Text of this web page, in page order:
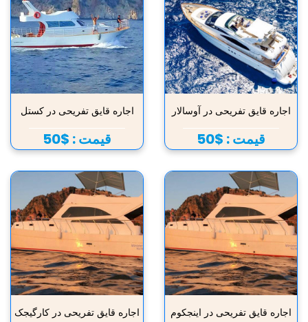
اجاره قایق تفریحی در آوسالار
قیمت : $50
اجاره قایق تفریحی در کستل
قیمت : $50
اجاره قایق تفریحی در اینجکوم اجاره قایق تفریحی در کارگیجک